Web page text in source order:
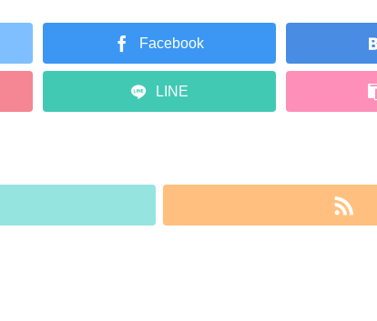
Facebook
LINE